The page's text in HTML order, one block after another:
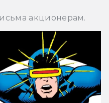
акционерам.